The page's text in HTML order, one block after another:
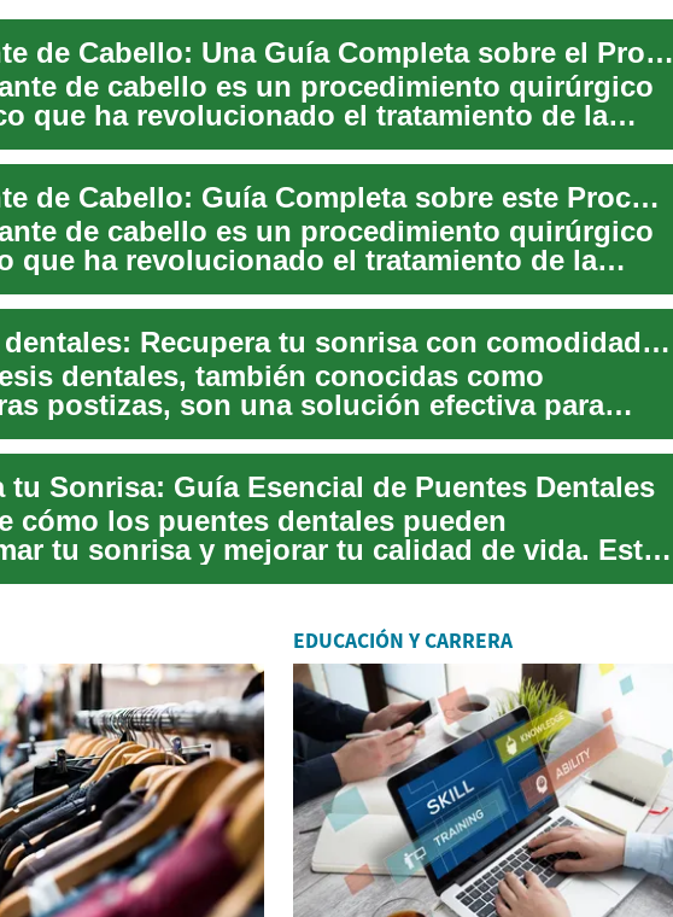
Trasplante de Cabello: Una Guía Completa sobre el Procedimiento Estético
de cabello es un procedimiento quirúrgico
que ha revolucionado el tratamiento de la
Trasplante de Cabello: Guía Completa sobre este Procedimiento Cosmético
de cabello es un procedimiento quirúrgico
que ha revolucionado el tratamiento de la
Prótesis dentales: Recupera tu sonrisa con comodidad y confianza
dentales, también conocidas como
postizas, son una solución efectiva para
han pe...
tu Sonrisa: Guía Esencial de Puentes Dentales
cómo los puentes dentales pueden
tu sonrisa y mejorar tu calidad de vida. Esta
EDUCACIÓN Y CARRERA